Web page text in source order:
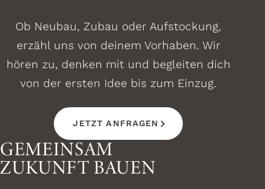
Ob Neubau, Zubau oder Aufstockung,
erzähl uns von deinem Vorhaben. Wir
hören zu, denken mit und begleiten dich
von der ersten Idee bis zum Einzug.
JETZT ANFRAGEN
GEMEINSAM
ZUKUNFT BAUEN